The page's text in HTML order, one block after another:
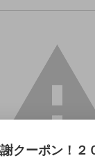
クーポン！２